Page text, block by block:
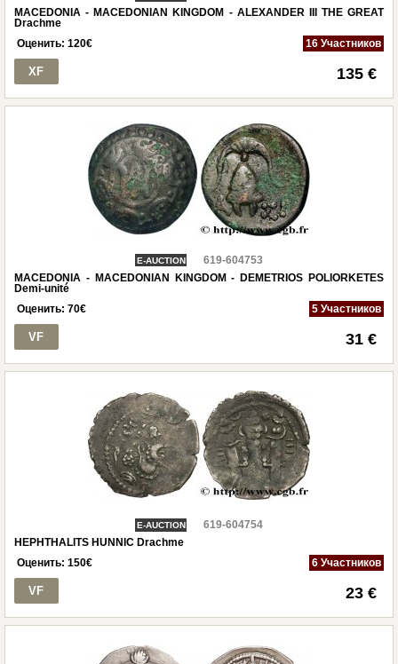
MACEDONIA - MACEDONIAN KINGDOM - ALEXANDER III THE GREAT
Drachme
Оценить: 120€ 16 Участников
XF 135 €
E-AUCTION
619-604753
MACEDONIA - MACEDONIAN KINGDOM - DEMETRIOS POLIORKETES
Demi-unité
Оценить: 70€ 5 Участников
VF 31 €
E-AUCTION
619-604754
HEPHTHALITS HUNNIC Drachme
Оценить: 150€ 6 Участников
VF 23 €